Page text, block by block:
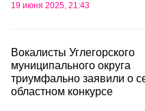
19 июня 2025, 21:43
Вокалисты Углегорского
муниципального округа
триумфально заявили о
областном конкурсе